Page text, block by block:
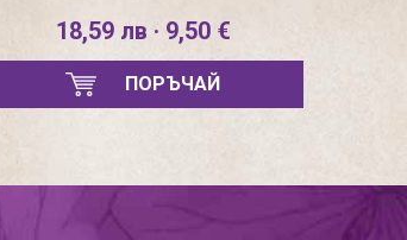
18,59 лв · 9,50 €
ПОРЪЧАЙ